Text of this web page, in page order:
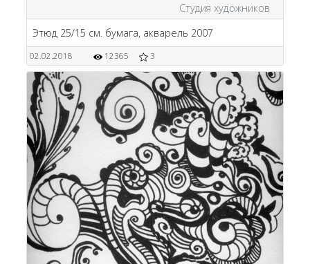
Студия художников
Этюд 25/15 см. бумага, акварель 2007
02.02.2018 12365 3